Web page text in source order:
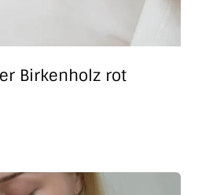
Birkenholz rot